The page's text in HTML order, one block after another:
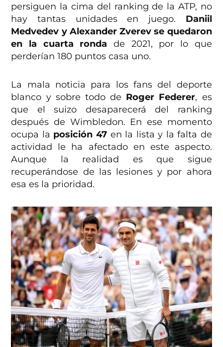
persiguen la cima del ranking de la ATP, no
hay tantas unidades en juego. Daniil
Medvedev y Alexander Zverev se quedaron
en la cuarta ronda de 2021, por lo que
perderían 180 puntos casa uno.
La mala noticia para los fans del deporte
blanco y sobre todo de Roger Federer, es
que el suizo desaparecerá del ranking
después de Wimbledon. En ese momento
ocupa la posición 47en la lista y la falta de
actividad le ha afectado en este aspecto.
Aunque la realidad es que sigue
recuperándose de las lesiones y por ahora
esa es la prioridad.